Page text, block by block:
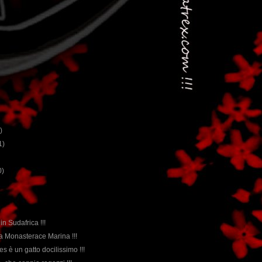
Sudafrica !!!
Monasterace Marina !!!
è un gatto docilissimo !!!